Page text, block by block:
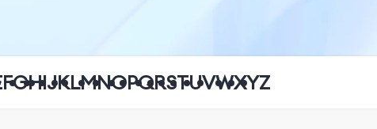
FGHIJKLMNOPQRSTUVWXYZ